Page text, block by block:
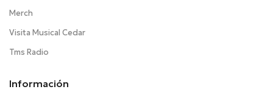
Merch
Visita Musical Cedar
Tms Radio
Información